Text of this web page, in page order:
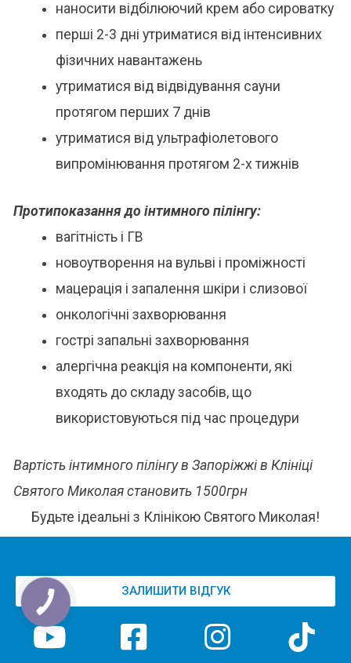
наносити відбілюючий крем або сироватку
перші 2-3 дні утриматися від інтенсивних
фізичних навантажень
утриматися від відвідування сауни
протягом перших 7 днів
утриматися від ультрафіолетового
випромінювання протягом 2-х тижнів
Протипоказання до інтимного пілінгу:
вагітність і ГВ
новоутворення на вульві і проміжності
мацерація і запалення шкіри і слизової
онкологічні захворювання
гострі запальні захворювання
алергічна реакція на компоненти, які
входять до складу засобів, що
використовуються під час процедури
Вартість інтимного пілінгув Запоріжжі в Клініці
Святого Миколая становить 1500грн
Будьте ідеальні з Клінікою Святого Миколая!
ЗАЛИШИТИ ВІДГУК
КНОПКА
ЗВ'ЯЗКУ